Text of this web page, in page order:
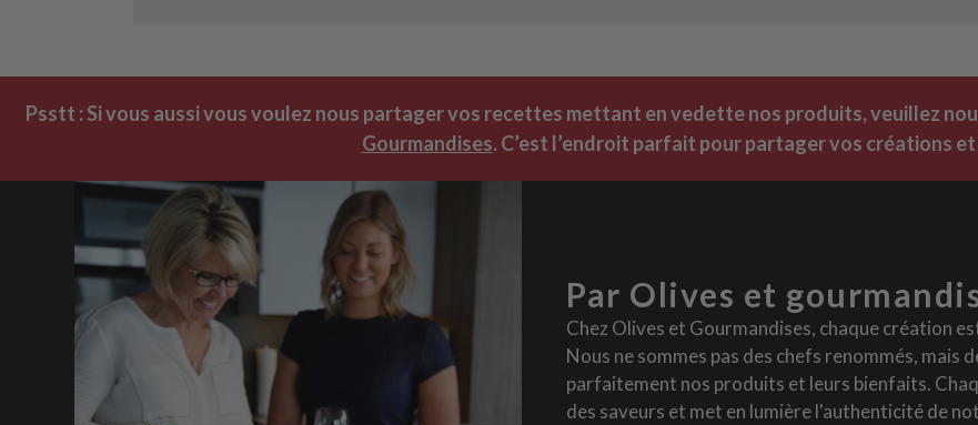
Psstt : Si vous aussi vous voulez nous partager vos recettes mettant en vedette nos produits, veuillez
Gourmandises. C’est l’endroit parfait pour partager vos créations
Par Olives et
Chez Olives et Gourmandises, chaque création
Nous ne sommes pas des chefs renommés, mais
parfaitement nos produits et leurs bienfaits.
des saveurs et met en lumière l'authenticité de